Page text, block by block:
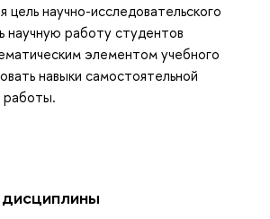
научно-исследовательского
научную работу студентов
элементом учебного
навыки самостоятельной
работы.